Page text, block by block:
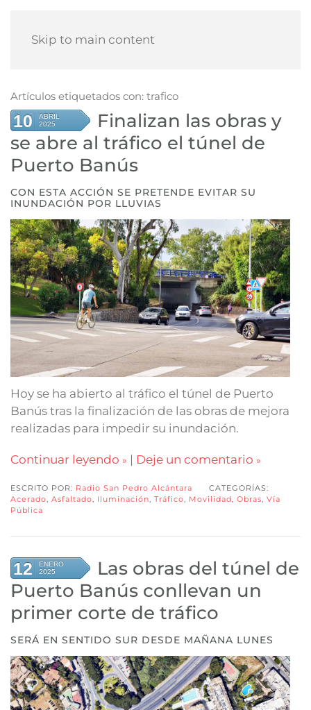
Skip to main content
Artículos etiquetados con: trafico
10
ABRIL
2025
Finalizan las obras y
se abre al tráfico el túnel de
Puerto Banús
CON ESTA ACCIÓN SE PRETENDE EVITAR SU
INUNDACIÓN POR LLUVIAS
Hoy se ha abierto al tráfico el túnel de Puerto
Banús tras la finalización de las obras de mejora
realizadas para impedir su inundación.
Continuar leyendo | Deje un comentario
ESCRITO POR: Radio San Pedro Alcántara
CATEGORÍAS:
Acerado Asfaltado Iluminación Tráfico Movilidad Obras Vía
Pública
12
ENERO
2025
Las obras del túnel de
Puerto Banús conllevan un
primer corte de tráfico
SERÁ EN SENTIDO SUR DESDE MAÑANA LUNES